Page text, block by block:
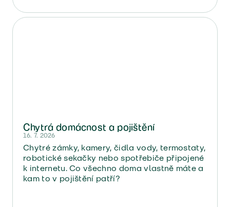
určité formality.
Chytrá domácnost a pojištění
16. 7. 2026
Chytré zámky, kamery, čidla vody, termostaty,
robotické sekačky nebo spotřebiče připojené
k internetu. Co všechno doma vlastně máte a
kam to v pojištění patří?